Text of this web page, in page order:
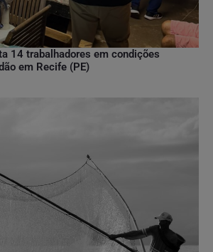
14 trabalhadores em condições
em Recife (PE)